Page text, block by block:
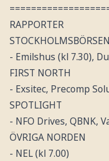
RAPPORTER
STOCKHOLMSBÖRSEN
- Emilshus (kl 7.30),
FIRST NORTH
- Exsitec, Precomp
SPOTLIGHT
- NFO Drives, QBNK,
ÖVRIGA NORDEN
- NEL (kl 7.00)